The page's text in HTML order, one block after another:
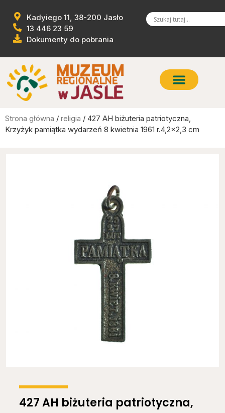
Kadyiego 11, 38-200 Jasło
13 446 23 59
Dokumenty do pobrania
Strona główna / religia / 427 AH biżuteria patriotyczna,
Krzyżyk pamiątka wydarzeń 8 kwietnia 1961 r.4,2×2,3 cm
427 AH biżuteria patriotyczna,